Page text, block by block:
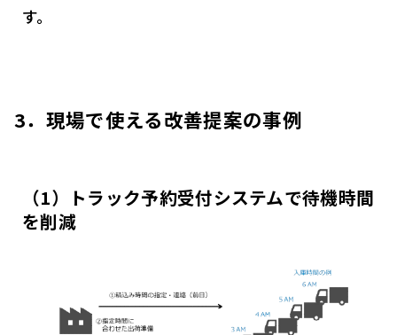
す。
3．現場で使える改善提案の事例
（1）トラック予約受付システムで待機時間
を削減